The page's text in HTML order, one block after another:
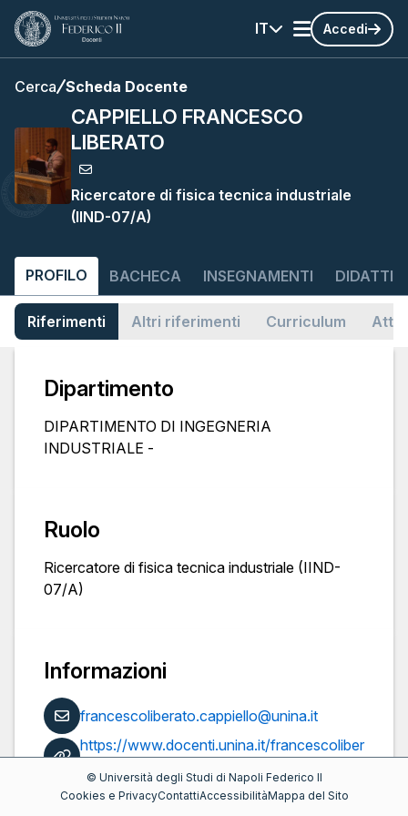
IT Accedi
Cerca Scheda Docente
CAPPIELLO FRANCESCO
LIBERATO
Ricercatore di fisica tecnica industriale
(IIND-07/A)
PROFILO BACHECA INSEGNAMENTI
Riferimenti Altri riferimenti Curriculum
Dipartimento
DIPARTIMENTO DI INGEGNERIA
INDUSTRIALE -
Ruolo
Ricercatore di fisica tecnica industriale (IIND-
07/A)
Informazioni
francescoliberato.cappiello@unina.it
https://www.docenti.unina.it/francescoliber
Pubblicazioni
© Università degli Studi di Napoli Federico II
Cookies e PrivacyContattiAccessibilitàMappa del Sito